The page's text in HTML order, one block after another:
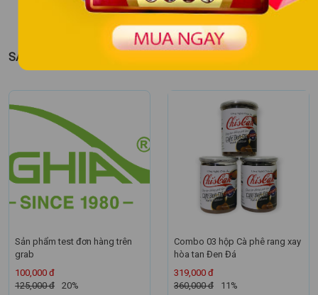
SẢN PHẨM NỔI BẬT
Sản phẩm test đơn hàng trên
grab
100,000 đ
125,000 đ
20%
Combo 03 hộp Cà phê rang xay
hòa tan Đen Đá
319,000 đ
360,000 đ
11%